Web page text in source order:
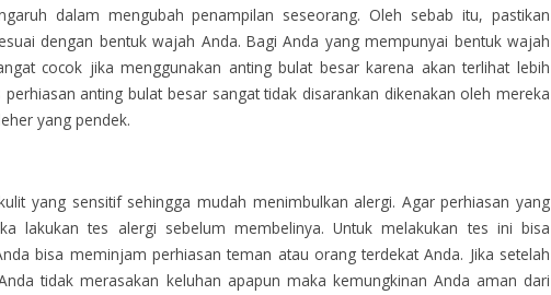
dalam mengubah penampilan seseorang. Oleh sebab itu, pastikan
dengan bentuk wajah Anda. Bagi Anda yang mempunyai bentuk wajah
cocok jika menggunakan anting bulat besar karena akan terlihat lebih
anting bulat besar sangat tidak disarankan dikenakan oleh mereka
yang pendek.
yang sensitif sehingga mudah menimbulkan alergi. Agar perhiasan yang
lakukan tes alergi sebelum membelinya. Untuk melakukan tes ini bisa
bisa meminjam perhiasan teman atau orang terdekat Anda. Jika setelah
tidak merasakan keluhan apapun maka kemungkinan Anda aman dari